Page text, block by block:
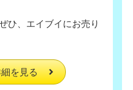
ひ、エイブイにお売り
を見る